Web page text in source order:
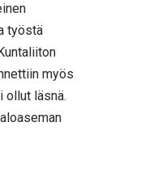
työstä
myös
ollut läsnä.